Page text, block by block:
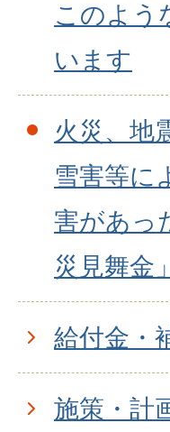
このよう
います
火災、地
雪害等に
害があっ
災見舞金
給付金・
施策・計